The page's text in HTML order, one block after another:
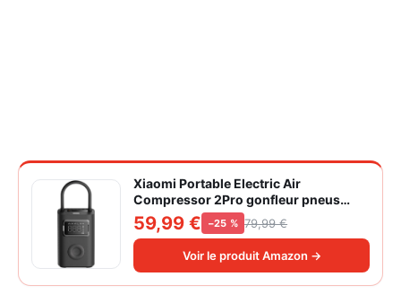
Xiaomi Portable Electric Air
Compressor 2Pro gonfleur pneus
voiture | ±1PSI Contrôle pression
pneus, 45s gonflage rapide, batterie
longue durée, avec éclairage, grand
cylindre à air 27 mm
59,99 € −25 % 79,99 €
Voir le produit Amazon →